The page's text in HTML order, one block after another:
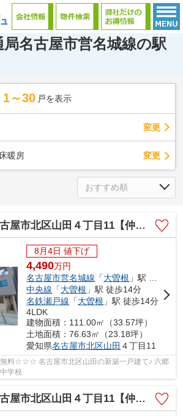
名古屋市営名城線の駅
1～30 戸を表示
変更
床暖房 変更
市北区山田４丁目11【仲介手数料無料】新築一戸建て 1号棟
8月4日 値下げ
4,490万円
名古屋市営名城線 「大曽根 」駅 徒歩14分
中央線 「大曽根 」駅 徒歩14分
名鉄瀬戸線 「大曽根 」駅 徒歩14分
4LDK
建物面積：111.00㎡（33.57坪）
土地面積：76.63㎡（23.18坪）
愛知県名古屋市北区山田 ４丁目11
料☆☆☆ 名古屋市北区山田の新築一戸建て♪ 六郷
学校
市北区山田４丁目11【仲介手数料無料】新築一戸建て 2号棟